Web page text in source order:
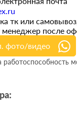
тк или
после
фото/видео
работоспособность